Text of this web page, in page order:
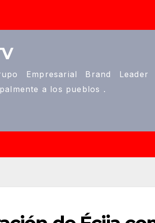
Empresarial Brand
a los pueblos .